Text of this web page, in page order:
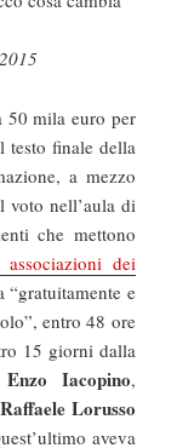
50 mila euro per
testo finale della
a mezzo
voto nell’aula di
che mettono
dei
“gratuitamente e
entro 48 ore
15 giorni dalla
Enzo Iacopino,
Raffaele Lorusso
aveva